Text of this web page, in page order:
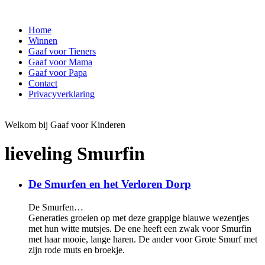
Home
Winnen
Gaaf voor Tieners
Gaaf voor Mama
Gaaf voor Papa
Contact
Privacyverklaring
Welkom bij Gaaf voor Kinderen
lieveling Smurfin
De Smurfen en het Verloren Dorp
De Smurfen…
Generaties groeien op met deze grappige blauwe wezentjes
met hun witte mutsjes. De ene heeft een zwak voor Smurfin
met haar mooie, lange haren. De ander voor Grote Smurf met
zijn rode muts en broekje.